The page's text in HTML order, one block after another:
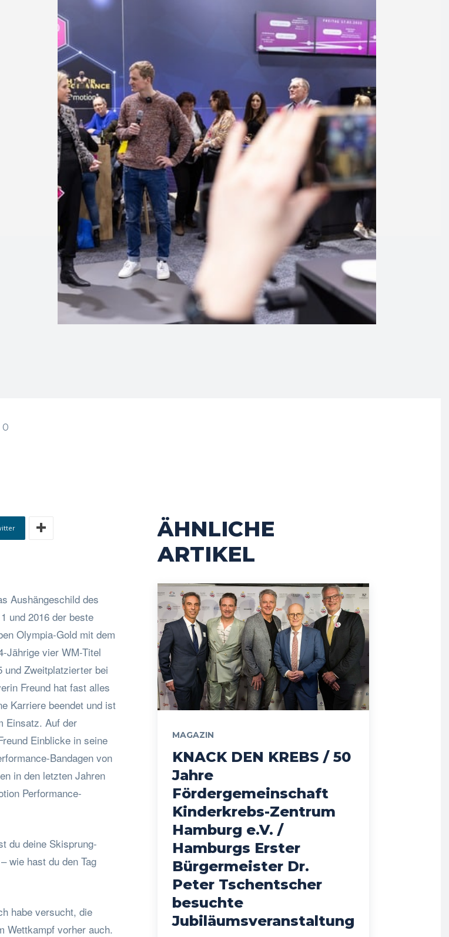
0
Aushängeschild des
und 2016 der beste
Olympia-Gold mit dem
Jährige vier WM-Titel
und Zweitplatzierter bei
Freund hat fast alles
Karriere beendet und ist
Einsatz. Auf der
Einblicke in seine
Bandagen von
in den letzten Jahren
Performance-
du deine Skisprung-
wie hast du den Tag
habe versucht, die
Wettkampf vorher auch.
ÄHNLICHE
ARTIKEL
MAGAZIN
KNACK DEN KREBS / 50
Jahre
Fördergemeinschaft
Kinderkrebs-Zentrum
Hamburg e.V. /
Hamburgs Erster
Bürgermeister Dr.
Peter Tschentscher
besuchte
Jubiläumsveranstaltung